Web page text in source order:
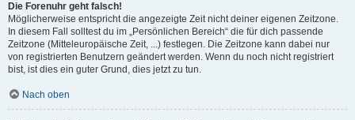
Die Forenuhr geht falsch!
Möglicherweise entspricht die angezeigte Zeit nicht deiner eigenen Zeitzone.
In diesem Fall solltest du im „Persönlichen Bereich“ die für dich passende
Zeitzone (Mitteleuropäische Zeit, ...) festlegen. Die Zeitzone kann dabei nur
von registrierten Benutzern geändert werden. Wenn du noch nicht registriert
bist, ist dies ein guter Grund, dies jetzt zu tun.
Nach oben